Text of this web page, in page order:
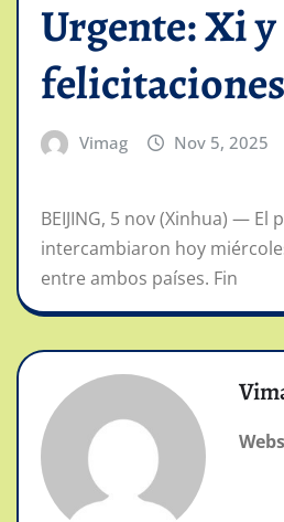
Urgente: Xi
Vimag Nov 5, 2025
BEIJING, 5 nov (Xinhua) —
intercambiaron hoy
entre ambos países. Fin